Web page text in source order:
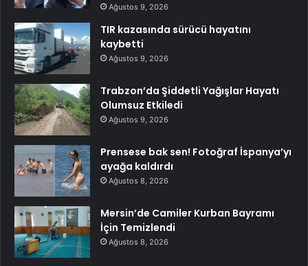
Ağustos 9, 2026
TIR kazasında sürücü hayatını
kaybetti
Ağustos 9, 2026
Trabzon’da Şiddetli Yağışlar Hayatı
Olumsuz Etkiledi
Ağustos 9, 2026
Prensese bak sen! Fotoğraf İspanya’yı
ayağa kaldırdı
Ağustos 8, 2026
Mersin’de Camiler Kurban Bayramı
İçin Temizlendi
Ağustos 8, 2026